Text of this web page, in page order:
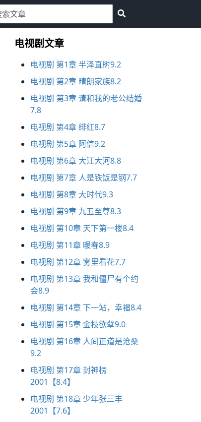
电视剧文章
电视剧 第1章 半泽直树9.2
电视剧 第2章 晴朗家族8.2
电视剧 第3章 请和我的老公结婚
7.8
电视剧 第4章 绯红8.7
电视剧 第5章 阿信9.2
电视剧 第6章 大江大河8.8
电视剧 第7章 人是铁饭是钢7.7
电视剧 第8章 大时代9.3
电视剧 第9章 九五至尊8.3
电视剧 第10章 天下第一楼8.4
电视剧 第11章 暖春8.9
电视剧 第12章 雾里看花7.7
电视剧 第13章 我和僵尸有个约
会8.9
电视剧 第14章 下一站，幸福8.4
电视剧 第15章 金枝欲孽9.0
电视剧 第16章 人间正道是沧桑
9.2
电视剧 第17章 封神榜
2001【8.4】
电视剧 第18章 少年张三丰
2001【7.6】